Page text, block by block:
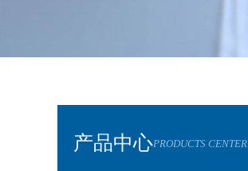
产品中心PRODUCTS CENTER